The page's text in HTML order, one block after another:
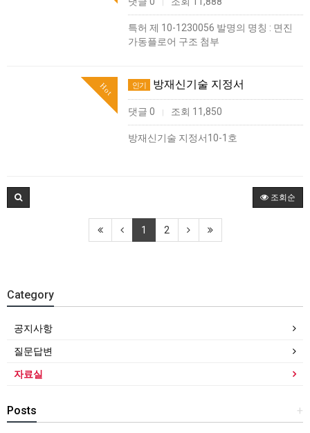
특허 제 10-1230056 발명의 명칭 : 면진
가동플로어 구조 첨부
Hot 인기 방재신기술 지정서
댓글 0 | 조회 11,850
방재신기술 지정서10-1호
조회순
1 2
Category
공지사항
질문답변
자료실
+
Posts